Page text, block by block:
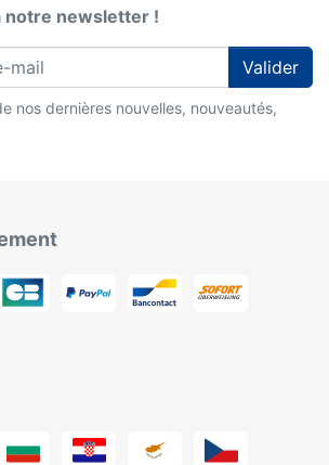
notre newsletter !
Valider
nos dernières nouvelles, nouveautés,